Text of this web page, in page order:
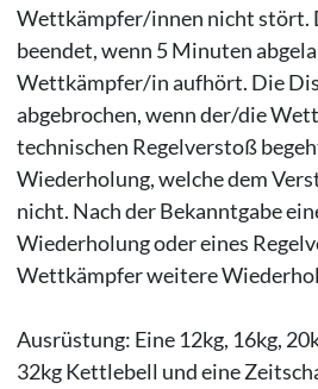
Wettkämpfer/innen nicht stört.
beendet, wenn 5 Minuten
Wettkämpfer/in aufhört. Die
abgebrochen, wenn der/die
technischen Regelverstoß
Wiederholung, welche dem
nicht. Nach der Bekanntgabe
Wiederholung oder eines
Wettkämpfer weitere
Ausrüstung: Eine 12kg, 16kg,
32kg Kettlebell und eine